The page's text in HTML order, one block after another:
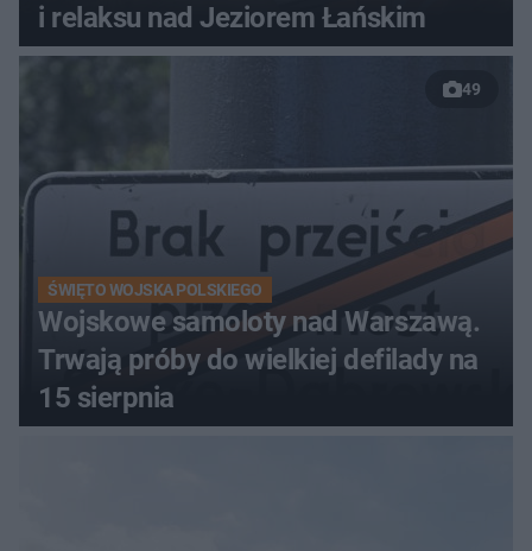
i relaksu nad Jeziorem Łańskim
49
ŚWIĘTO WOJSKA POLSKIEGO
Wojskowe samoloty nad Warszawą.
Trwają próby do wielkiej defilady na
15 sierpnia